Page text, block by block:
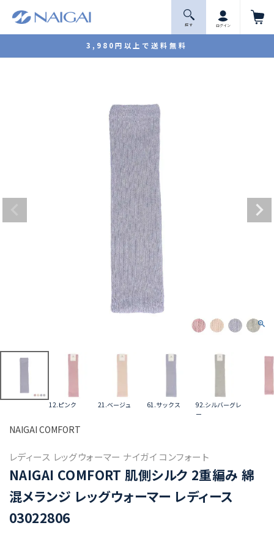
3,980円以上で送料無料
探 す ログイン
12.ピンク 21.ベージュ 61.サックス
92.シルバーグレ
ー
NAIGAI COMFORT
レディース レッグウォーマー ナイガイ コンフォート
NAIGAI COMFORT 肌側シルク 2重編み 綿
混メランジ レッグウォーマー レディース
03022806